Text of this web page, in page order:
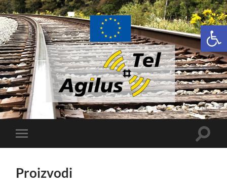
Agilus-
Tel
mobile
Toggle
Proizvodi